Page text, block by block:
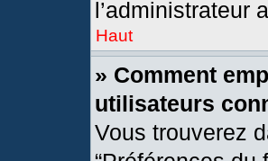
l’administrateur
Haut
» Comment
utilisateurs
Vous trouverez